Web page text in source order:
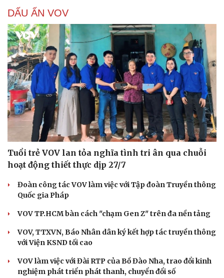
DẤU ẤN VOV
Tuổi trẻ VOV lan tỏa nghĩa tình tri ân qua chuỗi
hoạt động thiết thực dịp 27/7
Đoàn công tác VOV làm việc với Tập đoàn Truyền thông
Quốc gia Pháp
VOV TP.HCM bàn cách "chạm Gen Z" trên đa nền tảng
VOV, TTXVN, Báo Nhân dân ký kết hợp tác truyền thông
với Viện KSND tối cao
VOV làm việc với Đài RTP của Bồ Đào Nha, trao đổi kinh
nghiệm phát triển phát thanh, chuyển đổi số